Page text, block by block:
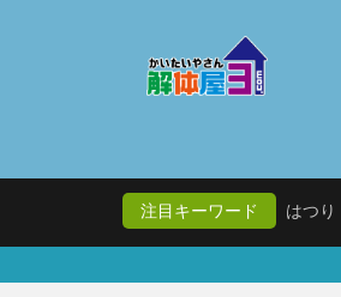
注目キーワード はつり